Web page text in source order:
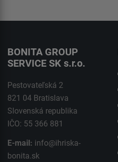
BONITA GROUP
SERVICE SK s.r.o.
Pestovateľská 2
821 04 Bratislava
Slovenská republika
IČO: 55 366 881
E-mail: info@ihriska-
bonita.sk